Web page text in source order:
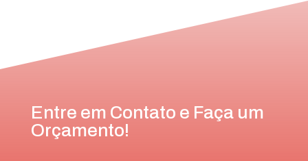
Entre em Contato e Faça um
Orçamento!